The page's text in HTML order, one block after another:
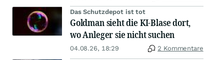
Das Schutzdepot ist tot
Goldman sieht die KI-Blase dort,
wo Anleger sie nicht suchen
04.08.26, 18:29 2 Kommentare